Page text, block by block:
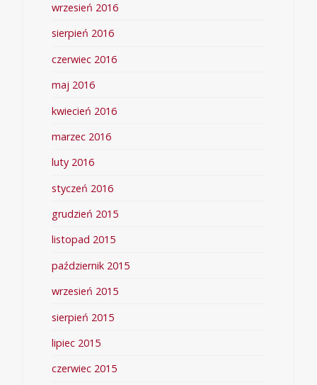
wrzesień 2016
sierpień 2016
czerwiec 2016
maj 2016
kwiecień 2016
marzec 2016
luty 2016
styczeń 2016
grudzień 2015
listopad 2015
październik 2015
wrzesień 2015
sierpień 2015
lipiec 2015
czerwiec 2015